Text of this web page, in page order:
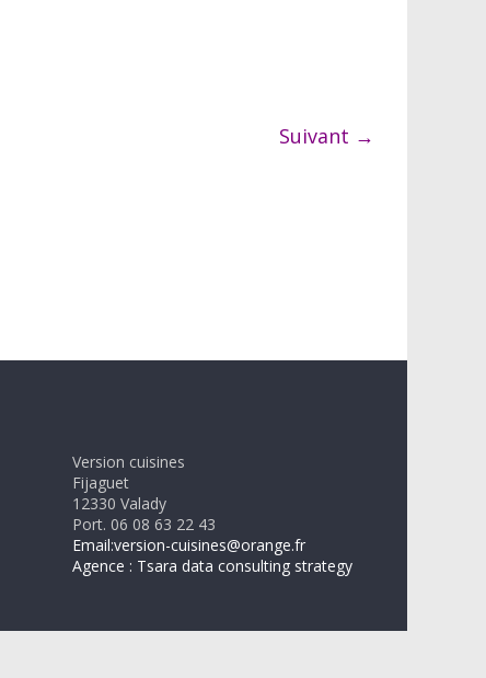
Suivant →
Version cuisines
Fijaguet
12330 Valady
Port. 06 08 63 22 43
Email:version-cuisines@orange.fr
Agence : Tsara data consulting strategy